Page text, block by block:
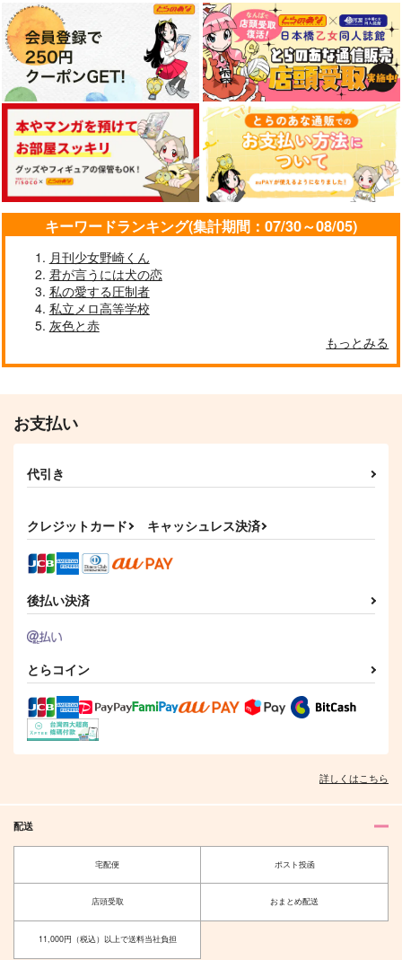
とある本丸百語り
八万丸
1,540円（税込）
蜂須賀虎徹
サンプル
作品詳細
あめとくも
八万丸
817円（税込）
五月雨江
サンプル
「またね」の唄
三輪
550円（税込）
不死川実弥×不死川玄弥
サンプル
非公式らくがきまと
煮タカバコ
1,572円（税込）
サンプル
羽煮WEB再録集2
2,357円（税込） 1,100円（税込）
お火延べ
空×放浪者
もちもち
キーワードランキング(集計期間：07/30～08/05)
月刊少女野崎くん
君が言うには犬の恋
私の愛する圧制者
私立メロ高等学校
灰色と赤
もっとみる
お支払い
代引き
クレジットカード キャッシュレス決済
後払い決済
とらコイン
詳しくはこちら
配送
宅配便 ポスト投函
店頭受取 おまとめ配送
11,000円（税込）以上で送料当社負担